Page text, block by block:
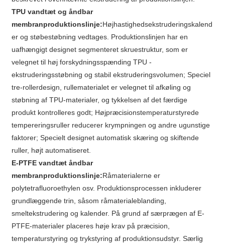
TPU vandtæt og åndbar
membranproduktionslinje:Højhastighedsekstruderingskalend
er og støbestøbning vedtages. Produktionslinjen har en
uafhængigt designet segmenteret skruestruktur, som er
velegnet til høj forskydningsspænding TPU -
ekstruderingsstøbning og stabil ekstruderingsvolumen; Speciel
tre-rollerdesign, rullematerialet er velegnet til afkøling og
støbning af TPU-materialer, og tykkelsen af ​​det færdige
produkt kontrolleres godt; Højpræcisionstemperaturstyrede
tempereringsruller reducerer krympningen og andre ugunstige
faktorer; Specielt designet automatisk skæring og skiftende
ruller, højt automatiseret.
E-PTFE vandtæt åndbar
membranproduktionslinje:Råmaterialerne er
polytetrafluoroethylen osv. Produktionsprocessen inkluderer
grundlæggende trin, såsom råmaterialeblanding,
smeltekstrudering og kalender. På grund af særprægen af ​​E-
PTFE-materialer placeres høje krav på præcision,
temperaturstyring og trykstyring af produktionsudstyr. Særlig